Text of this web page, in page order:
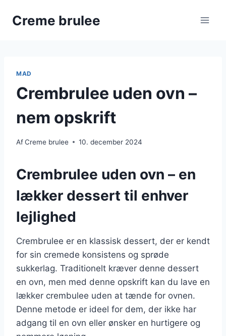
Creme brulee
MAD
Crembrulee uden ovn –
nem opskrift
AfCreme brulee 10. december 2024
Crembrulee uden ovn – en
lækker dessert til enhver
lejlighed
Crembrulee er en klassisk dessert, der er kendt
for sin cremede konsistens og sprøde
sukkerlag. Traditionelt kræver denne dessert
en ovn, men med denne opskrift kan du lave en
lækker crembulee uden at tænde for ovnen.
Denne metode er ideel for dem, der ikke har
adgang til en ovn eller ønsker en hurtigere og